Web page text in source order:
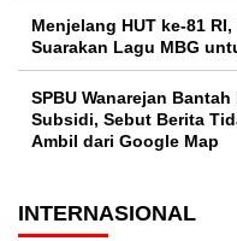
Menjelang HUT ke-81
Suarakan Lagu MBG
SPBU Wanarejan
Subsidi, Sebut Berita
Ambil dari Google Map
INTERNASIONAL